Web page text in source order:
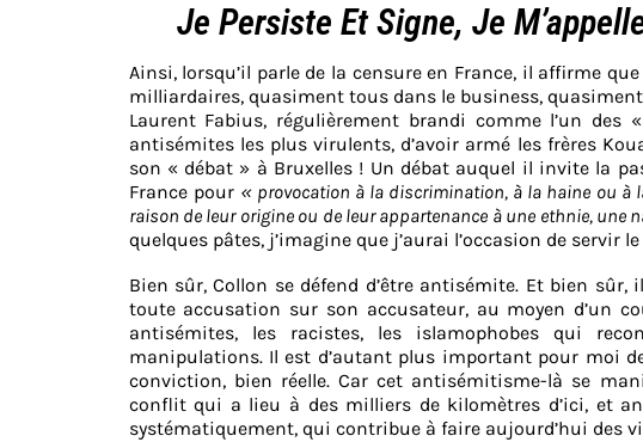
Je Persiste Et Signe, Je
Ainsi, lorsqu’il parle de la censure en France, il affirme
milliardaires, quasiment tous dans le business,
Laurent Fabius, régulièrement brandi comme l’un
antisémites les plus virulents, d’avoir armé les frères
son « débat » à Bruxelles ! Un débat auquel il invite la
France pour « provocation à la discrimination, à la haine ou à
raison de leur origine ou de leur appartenance à une ethnie, une
quelques pâtes, j’imagine que j’aurai l’occasion de servir
Bien sûr, Collon se défend d’être antisémite. Et bien
toute accusation sur son accusateur, au moyen d’un
antisémites, les racistes, les islamophobes qui
manipulations. Il est d’autant plus important pour moi
conviction, bien réelle. Car cet antisémitisme-là se
conflit qui a lieu à des milliers de kilomètres d’ici, et
systématiquement, qui contribue à faire aujourd’hui des